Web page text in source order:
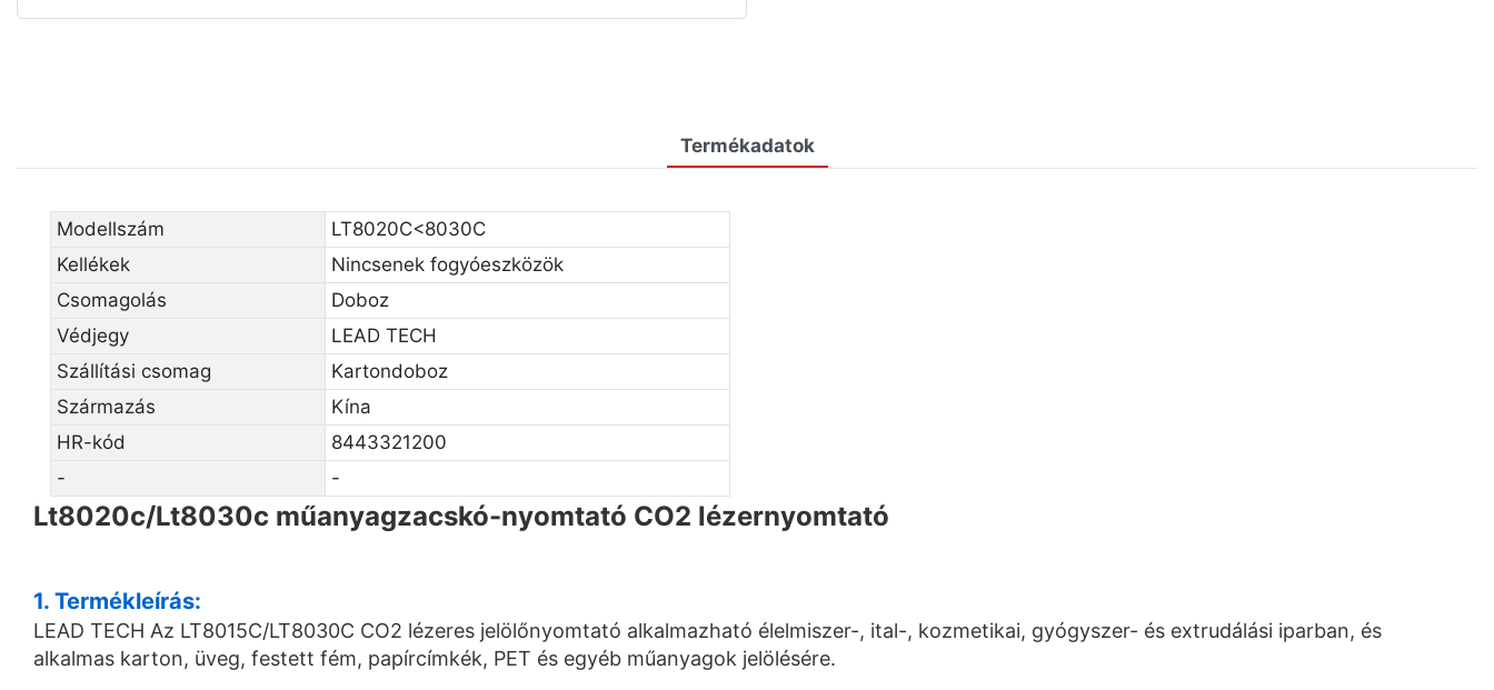
Termékadatok
Modellszám
LT8020C<8030C
Kellékek
Nincsenek fogyóeszközök
Csomagolás
Doboz
Védjegy
LEAD TECH
Szállítási csomag
Kartondoboz
Származás
Kína
HR-kód
8443321200
-
-
Lt8020c/Lt8030c műanyagzacskó-nyomtató CO2 lézernyomtató
1. Termékleírás:
LEAD TECH Az LT8015C/LT8030C CO2 lézeres jelölőnyomtató alkalmazható élelmiszer-, ital-, kozmetikai, gyógyszer- és extrudálási iparban, és
alkalmas karton, üveg, festett fém, papírcímkék, PET és egyéb műanyagok jelölésére.